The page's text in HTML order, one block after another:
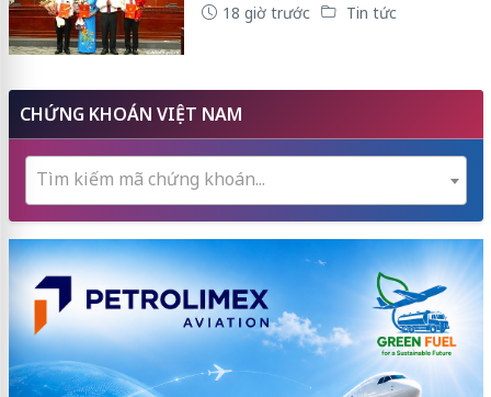
18 giờ trước Tin tức
CHỨNG KHOÁN VIỆT NAM
Tìm kiếm mã chứng khoán...